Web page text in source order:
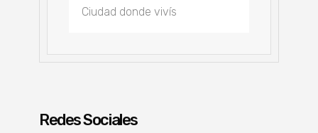
Redes Sociales